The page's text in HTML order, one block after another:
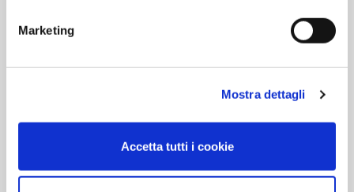
Marketing
Mostra dettagli
Accetta tutti i cookie
Mail *